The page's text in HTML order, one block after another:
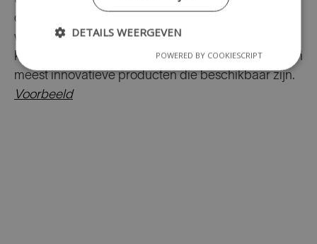
die veelvuldig wordt toegepast door andere
webshops, stelt de apotheek in staat om haar
klanten op de hoogte te houden van de nieuwste en
meest innovatieve producten die beschikbaar zijn.
Voorbeeld
DETAILS WEERGEVEN
POWERED BY COOKIESCRIPT